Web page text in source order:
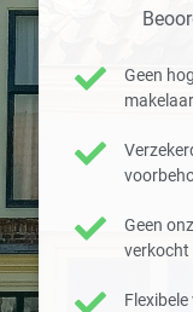
Geen
Geen
verkocht